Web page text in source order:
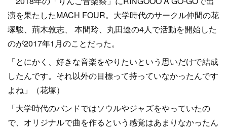
演を果たしたMACH FOUR。大学時代のサークル仲間の花
塚駿、荊木敦志、 本間玲、丸田遼の4人で活動を開始した
のが2017年1月のことだった。
「とにかく、好きな音楽をやりたいという思いだけで結成
したんです。それ以外の目標って持っていなかったんです
よね」（花塚）
「大学時代のバンドではソウルやジャズをやっていたの
で、オリジナルで曲を作るという感覚はあまりなかったん